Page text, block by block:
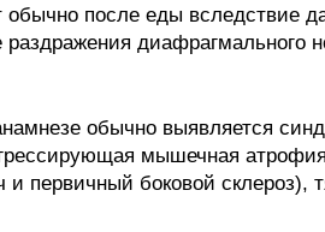
после еды вследствие
диафрагмального
обычно выявляется
мышечная
первичный боковой